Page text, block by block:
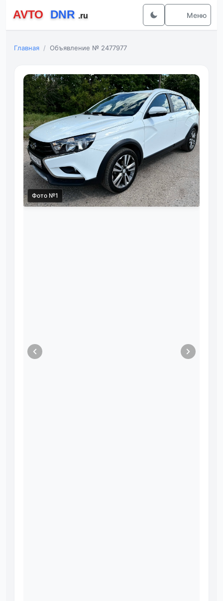
Меню
Главная Объявление № 2477977
Фото №1